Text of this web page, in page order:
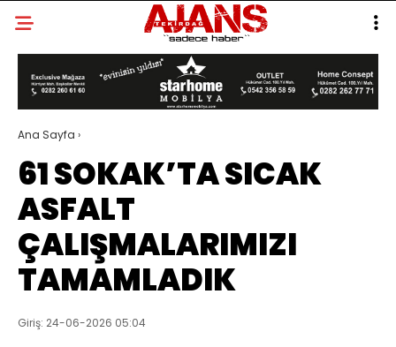
Ana Sayfa ›
61 SOKAK’TA SICAK
ASFALT
ÇALIŞMALARIMIZI
TAMAMLADIK
Giriş: 24-06-2026 05:04